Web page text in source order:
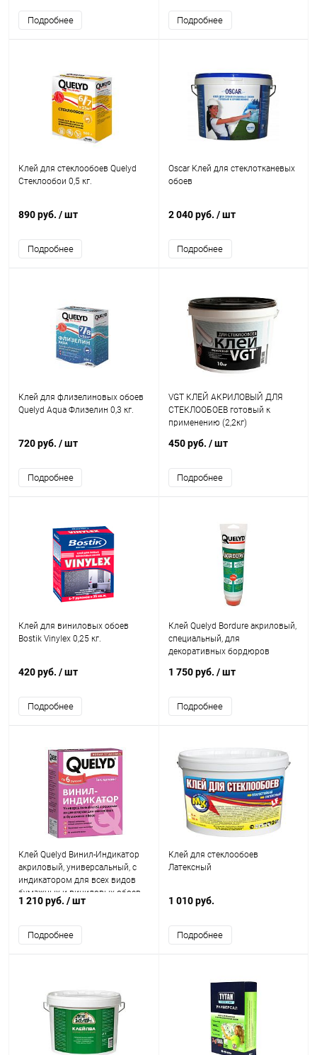
Подробнее Подробнее
Клей для стеклообоев Quelyd
Стеклообои 0,5 кг.
890 руб. / шт
Подробнее
Oscar Клей для стеклотканевых
обоев
2 040 руб. / шт
Подробнее
Клей для флизелиновых обоев
Quelyd Aqua Флизелин 0,3 кг.
720 руб. / шт
Подробнее
VGT КЛЕЙ АКРИЛОВЫЙ ДЛЯ
СТЕКЛООБОЕВ готовый к
применению (2,2кг)
450 руб. / шт
Подробнее
Клей для виниловых обоев
Bostik Vinylex 0,25 кг.
420 руб. / шт
Подробнее
Клей Quelyd Bordure акриловый,
специальный, для
декоративных бордюров
1 750 руб. / шт
Подробнее
Клей Quelyd Винил-Индикатор
акриловый, универсальный, с
индикатором для всех видов
бумажных и виниловых обоев
1 210 руб. / шт
Подробнее
Клей для стеклообоев
Латексный
1 010 руб.
Подробнее